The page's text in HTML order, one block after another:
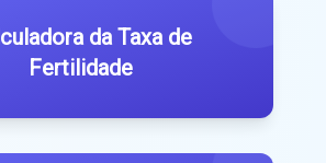
da Taxa de
Fertilidade